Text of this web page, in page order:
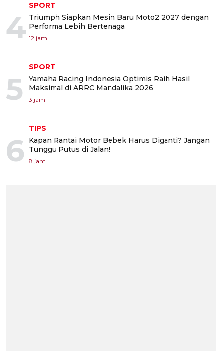
4
SPORT
Triumph Siapkan Mesin Baru Moto2 2027 dengan
Performa Lebih Bertenaga
12 jam
5
SPORT
Yamaha Racing Indonesia Optimis Raih Hasil
Maksimal di ARRC Mandalika 2026
3 jam
6
TIPS
Kapan Rantai Motor Bebek Harus Diganti? Jangan
Tunggu Putus di Jalan!
8 jam